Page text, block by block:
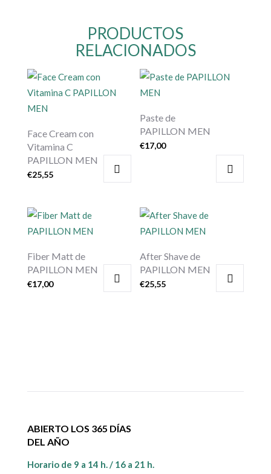
PRODUCTOS
RELACIONADOS
Face Cream con
Vitamina C
PAPILLON MEN
€25,55
Paste de
PAPILLON MEN
€17,00
Fiber Matt de
PAPILLON MEN
€17,00
After Shave de
PAPILLON MEN
€25,55
ABIERTO LOS 365 DÍAS
DEL AÑO
Horario de 9 a 14 h. / 16 a 21 h.